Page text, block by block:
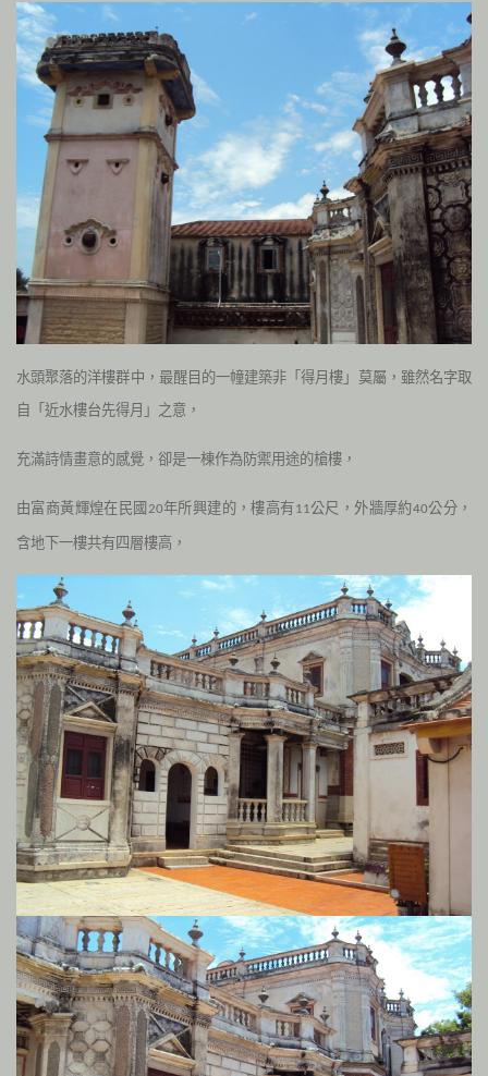
水頭聚落的洋樓群中，最醒目的一幢建築非「得月樓」莫屬，雖然名字取
自「近水樓台先得月」之意，
充滿詩情畫意的感覺，卻是一棟作為防禦用途的槍樓，
由富商黃輝煌在民國20年所興建的，樓高有11公尺，外牆厚約40公分，
含地下一樓共有四層樓高，